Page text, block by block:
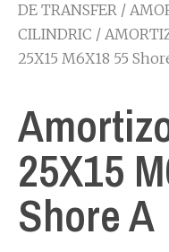
DE TRANSFER /
CILINDRIC /
25X15 M6X18 55
25X15
Shore A